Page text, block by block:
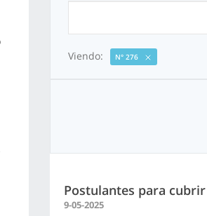
Viendo: N° 276
Postulantes para
9-05-2025